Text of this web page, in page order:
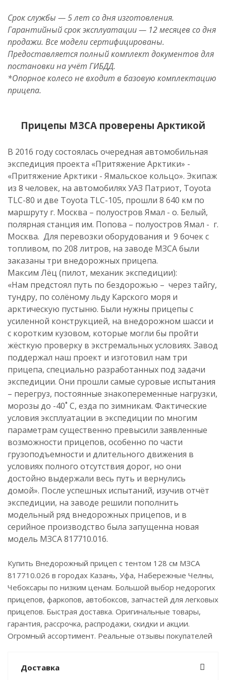
Срок службы — 5 лет со дня изготовления.
Гарантийный срок эксплуатации — 12 месяцев со дня
продажи. Все модели сертифицированы.
Предоставляется полный комплект документов для
постановки на учёт ГИБДД.
*Опорное колесо не входит в базовую комплектацию
прицепа.
Прицепы МЗСА проверены Арктикой
В 2016 году состоялась очередная автомобильная
экспедиция проекта «Притяжение Арктики» -
«Притяжение Арктики - Ямальское кольцо». Экипаж
из 8 человек, на автомобилях УАЗ Патриот, Toyota
TLC-80 и две Toyota TLC-105, прошли 8 640 км по
маршруту г. Москва – полуостров Ямал - о. Белый,
полярная станция им. Попова – полуостров Ямал - г.
Москва. Для перевозки оборудования и 9 бочек с
топливом, по 208 литров, на заводе МЗСА были
заказаны три внедорожных прицепа.
Максим Лёц (пилот, механик экспедиции):
«Нам предстоял путь по бездорожью – через тайгу,
тундру, по солёному льду Карского моря и
арктическую пустыню. Были нужны прицепы с
усиленной конструкцией, на внедорожном шасси и
с коротким кузовом, которые могли бы пройти
жёсткую проверку в экстремальных условиях. Завод
поддержал наш проект и изготовил нам три
прицепа, специально разработанных под задачи
экспедиции. Они прошли самые суровые испытания
– перегруз, постоянные знакопеременные нагрузки,
морозы до -40˚ С, езда по зимникам. Фактические
условия эксплуатации в экспедиции по многим
параметрам существенно превысили заявленные
возможности прицепов, особенно по части
грузоподъемности и длительного движения в
условиях полного отсутствия дорог, но они
достойно выдержали весь путь и вернулись
домой». После успешных испытаний, изучив отчёт
экспедиции, на заводе решили пополнить
модельный ряд внедорожных прицепов, и в
серийное производство была запущенна новая
модель МЗСА 817710.016.
Купить Внедорожный прицеп с тентом 128 см МЗСА
817710.026 в городах Казань, Уфа, Набережные Челны,
Чебоксары по низким ценам. Большой выбор недорогих
прицепов, фаркопов, автобоксов, запчастей для легковых
прицепов. Быстрая доставка. Оригинальные товары,
гарантия, рассрочка, распродажи, скидки и акции.
Огромный ассортимент. Реальные отзывы покупателей
Доставка